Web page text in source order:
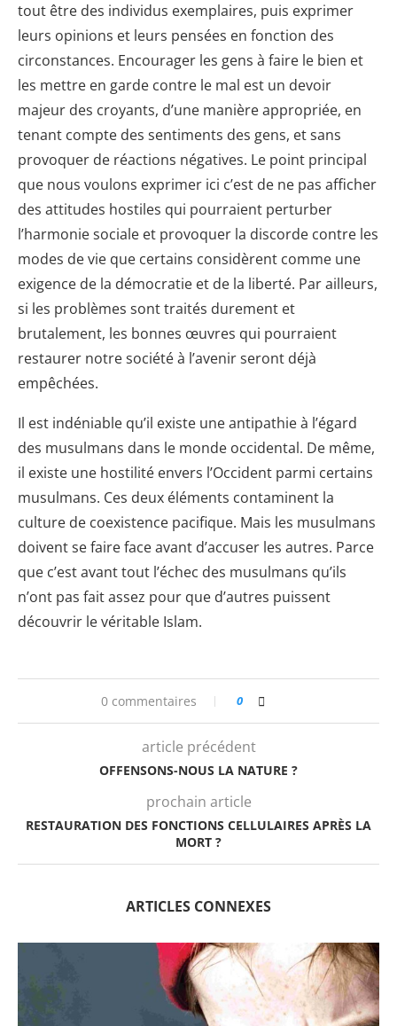
tout être des individus exemplaires, puis exprimer
leurs opinions et leurs pensées en fonction des
circonstances. Encourager les gens à faire le bien et
les mettre en garde contre le mal est un devoir
majeur des croyants, d’une manière appropriée, en
tenant compte des sentiments des gens, et sans
provoquer de réactions négatives. Le point principal
que nous voulons exprimer ici c’est de ne pas afficher
des attitudes hostiles qui pourraient perturber
l’harmonie sociale et provoquer la discorde contre les
modes de vie que certains considèrent comme une
exigence de la démocratie et de la liberté. Par ailleurs,
si les problèmes sont traités durement et
brutalement, les bonnes œuvres qui pourraient
restaurer notre société à l’avenir seront déjà
empêchées.
Il est indéniable qu’il existe une antipathie à l’égard
des musulmans dans le monde occidental. De même,
il existe une hostilité envers l’Occident parmi certains
musulmans. Ces deux éléments contaminent la
culture de coexistence pacifique. Mais les musulmans
doivent se faire face avant d’accuser les autres. Parce
que c’est avant tout l’échec des musulmans qu’ils
n’ont pas fait assez pour que d’autres puissent
découvrir le véritable Islam.
0 commentaires 0
article précédent
OFFENSONS-NOUS LA NATURE ?
prochain article
RESTAURATION DES FONCTIONS CELLULAIRES APRÈS LA
MORT ?
ARTICLES CONNEXES